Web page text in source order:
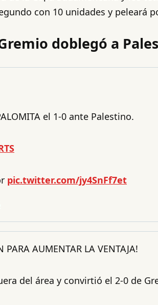
con 10 unidades y
doblegó a
el 1-0 ante Palestino.
pic.twitter.com/jy4SnFf7et
PARA AUMENTAR LA VENTAJA!
del área y convirtió el 2-0 de